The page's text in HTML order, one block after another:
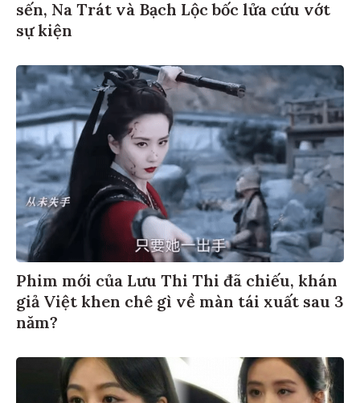
sến, Na Trát và Bạch Lộc bốc lửa cứu vớt
sự kiện
Phim mới của Lưu Thi Thi đã chiếu, khán
giả Việt khen chê gì về màn tái xuất sau 3
năm?